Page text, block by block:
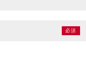
必須